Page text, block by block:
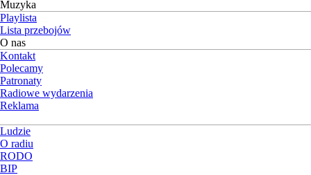
Muzyka
Playlista
Lista przebojów
O nas
Kontakt
Polecamy
Patronaty
Radiowe wydarzenia
Reklama
Ludzie
O radiu
RODO
BIP